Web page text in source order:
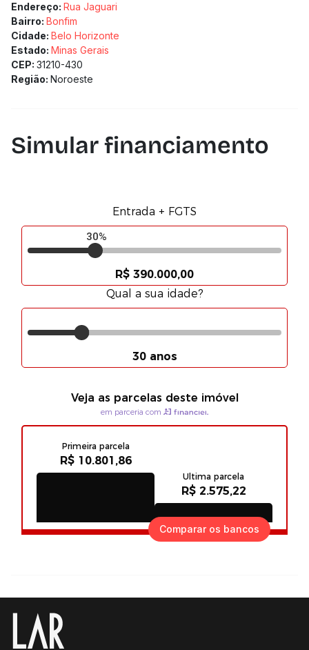
Endereço: Rua Jaguari
Bairro: Bonfim
Cidade: Belo Horizonte
Estado: Minas Gerais
CEP: 31210-430
Região: Noroeste
Simular financiamento
Comparar os bancos